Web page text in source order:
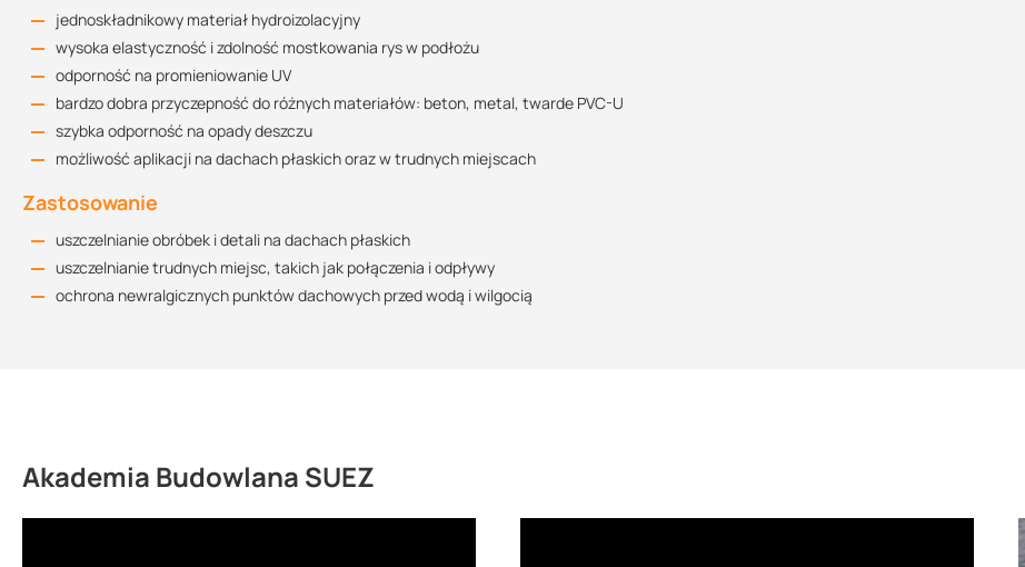
jednoskładnikowy materiał hydroizolacyjny
wysoka elastyczność i zdolność mostkowania rys w podłożu
odporność na promieniowanie UV
bardzo dobra przyczepność do różnych materiałów: beton, metal, twarde PVC-U
szybka odporność na opady deszczu
możliwość aplikacji na dachach płaskich oraz w trudnych miejscach
Zastosowanie
uszczelnianie obróbek i detali na dachach płaskich
uszczelnianie trudnych miejsc, takich jak połączenia i odpływy
ochrona newralgicznych punktów dachowych przed wodą i wilgocią
Akademia Budowlana SUEZ